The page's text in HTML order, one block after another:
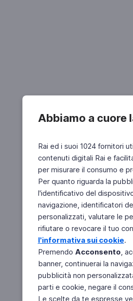
Abbiamo a cuore
Rai ed i suoi 1024 fornitori
contenuti digitali Rai e
per misurare il consumo e
Per quanto riguarda la
l'identificativo del
navigazione, identificatori
personalizzati, valutare le
rifiutare o revocare il tuo
l'informativa sui cookie.
Premendo Acconsento,
banner, continuerai la
pubblicità non
parti e cookie, negare il
Le scelte da te espresse